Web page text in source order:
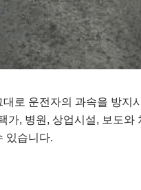
로 운전자의 과속을 방지
가, 병원, 상업시설, 보도와
있습니다.